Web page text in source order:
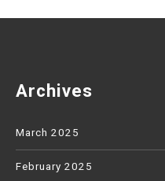
Archives
March 2025
February 2025